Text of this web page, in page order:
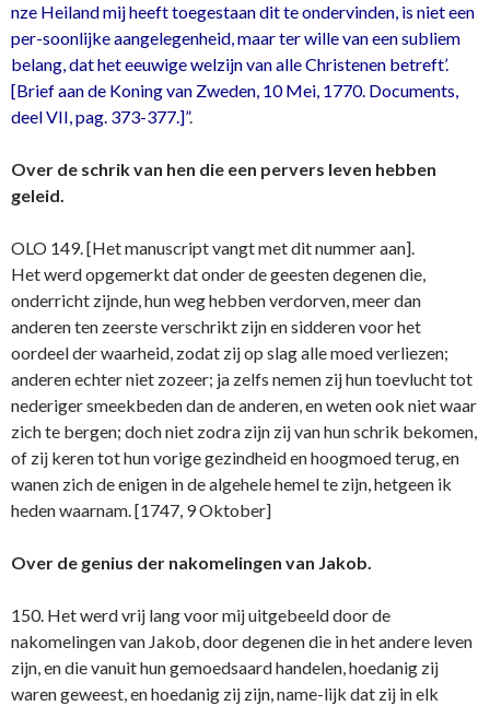
nze Heiland mij heeft toegestaan dit te o­ndervinden, is niet een
per-soonlijke aangelegenheid, maar ter wille van een subliem
belang, dat het eeuwige welzijn van alle Christenen betreft’.
[Brief aan de Koning van Zweden, 10 Mei, 1770. Documents,
deel VII, pag. 373-377.]”.
Over de schrik van hen die een pervers leven hebben
geleid.
OLO 149. [Het manuscript vangt met dit nummer aan].
Het werd opgemerkt dat onder de geesten degenen die,
onderricht zijnde, hun weg hebben verdorven, meer dan
anderen ten zeerste verschrikt zijn en sidderen voor het
oordeel der waarheid, zodat zij op slag alle moed verliezen;
anderen echter niet zozeer; ja zelfs nemen zij hun toevlucht tot
nederiger smeekbeden dan de anderen, en weten ook niet waar
zich te bergen; doch niet zodra zijn zij van hun schrik bekomen,
of zij keren tot hun vorige gezindheid en hoogmoed terug, en
wanen zich de enigen in de algehele hemel te zijn, hetgeen ik
heden waarnam. [1747, 9 Oktober]
Over de genius der nakomelingen van Jakob.
150. Het werd vrij lang voor mij uitgebeeld door de
nakomelingen van Jakob, door degenen die in het andere leven
zijn, en die vanuit hun gemoedsaard handelen, hoedanig zij
waren geweest, en hoedanig zij zijn, name-lijk dat zij in elk